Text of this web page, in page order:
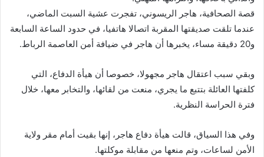
قصة الصحافية، هاجر الريسوني، تفجرت عشية السبت الماضي،
عندما تلقت صديقتها المقربة اتصالا هاتفيا، في حدود الساعة السابعة
و20 دقيقة مساء، يخبرها أن هاجر في ضيافة أمن العاصمة الرباط.
وبقي سبب اعتقال هاجر مجهولا، خصوصا أن هيأة الدفاع، التي
كلفتها العائلة بتتبع ما يجري، منعت من لقائها، والتخابر معها، خلال
فترة الحراسة النظرية.
وفي هذا السياق، قالت هيأة دفاع هاجر، إنها بقيت أمام مقر ولاية
الأمن لساعات، وتم منعها من مقابلة موكلتها.